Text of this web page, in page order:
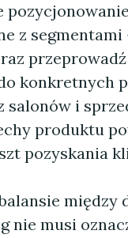
z segmentami
konkretnych
i
produktu
pozyskania
między
nie musi